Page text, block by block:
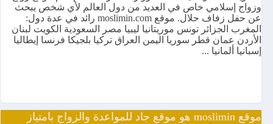
وزواج إسلامي خاص في العديد من دول العالم لأي شخص يبحث
عن حفل زفاف حلال. موقع moslimin.com رائد في عدة دول:
المغرب الجزائر تونس موريتانيا ليبيا مصر السعودية الكويت لبنان
الأردن عمان قطر سوريا اليمن العراق تركيا بلجيكا فرنسا إيطاليا
إسبانيا ألمانيا ...
موقع moslimin هو موقع جاد للمواعدة والزواج بامتياز